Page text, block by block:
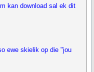
kan download sal ek dit
ewe skielik op die "jou